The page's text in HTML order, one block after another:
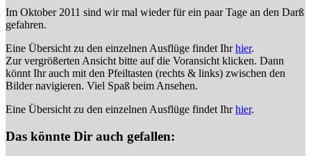
Im Oktober 2011 sind wir mal wieder für ein paar Tage an den Darß
gefahren.
Eine Übersicht zu den einzelnen Ausflüge findet Ihrhier.
Zur vergrößerten Ansicht bitte auf die Voransicht klicken. Dann
könnt Ihr auch mit den Pfeiltasten (rechts & links) zwischen den
Bilder navigieren. Viel Spaß beim Ansehen.
Eine Übersicht zu den einzelnen Ausflüge findet Ihrhier.
Das könnte Dir auch gefallen: